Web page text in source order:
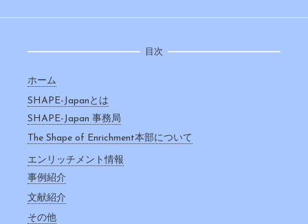
目次
ホーム
SHAPE-Japanとは
SHAPE-Japan 事務局
The Shape of Enrichment本部について
エンリッチメント情報
事例紹介
文献紹介
その他